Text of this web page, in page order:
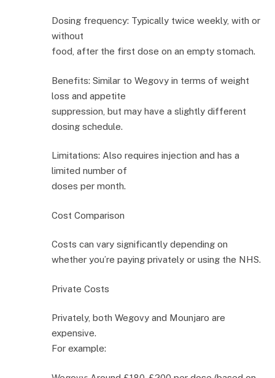
Dosing frequency: Typically twice weekly, with or
without
food, after the first dose on an empty stomach.
Benefits: Similar to Wegovy in terms of weight
loss and appetite
suppression, but may have a slightly different
dosing schedule.
Limitations: Also requires injection and has a
limited number of
doses per month.
Cost Comparison
Costs can vary significantly depending on
whether you’re paying privately or using the NHS.
Private Costs
Privately, both Wegovy and Mounjaro are
expensive.
For example: